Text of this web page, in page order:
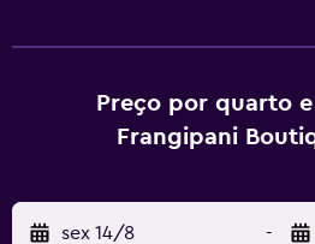
localizado para quem preferir
Preço por quarto
Frangipani
sex 14/8 -